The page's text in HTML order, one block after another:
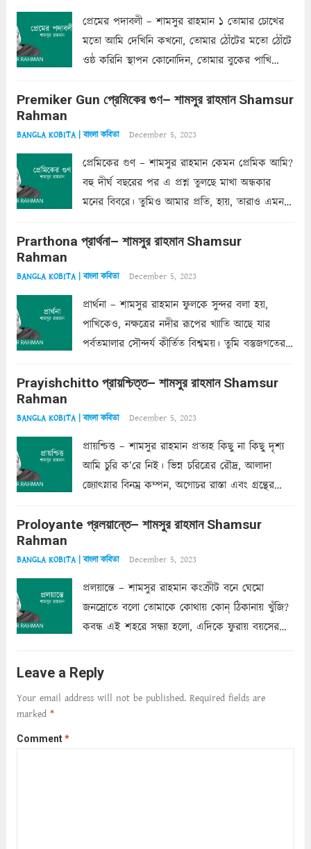
প্রেমের পদাবলী – শামসুর রাহমান ১ তোমার চোখের
মতো আমি দেখিনি কখনো, তোমার ঠোঁটের মতো ঠোঁটে
ওষ্ঠ করিনি স্থাপন কোনোদিন, তোমার বুকের পাখি
কোথাও কি এরকম ছায়া দেয় ক্লান্তির প্রহরে? মুছে
Premiker Gun প্রেমিকের গুণ– শামসুর রাহমান Shamsur
Rahman
BANGLA KOBITA | বাংলা কবিতা December 5, 2023
প্রেমিকের গুণ – শামসুর রাহমান কেমন প্রেমিক আমি?
বহু দীর্ঘ বছরের পর এ প্রশ্ন তুলছে মাখা অন্ধকার
মনের বিবরে। তুমিও আমার প্রতি, হায়, তারাও এমন
একান্ত জরুরি- নইলে একটি দেয়াল নিমেষেই ভীষণ
Prarthona প্রার্থনা– শামসুর রাহমান Shamsur
Rahman
BANGLA KOBITA | বাংলা কবিতা December 5, 2023
প্রার্থনা – শামসুর রাহমান ফুলকে সুন্দর বলা হয়,
পাখিকেও, নক্ষত্রের নদীর রূপের খ্যাতি আছে যার
পর্বতমালার সৌন্দর্য কীর্তিত বিশ্বময়। তুমি বস্তুজগতের
তার সুষমায় পার্থক্য অনেক। তোমাকে সুন্দরী বলা চলে,
Prayishchitto প্রায়শ্চিত্ত– শামসুর রাহমান Shamsur
Rahman
BANGLA KOBITA | বাংলা কবিতা December 5, 2023
প্রায়শ্চিত্ত – শামসুর রাহমান প্রত্যহ কিছু না কিছু দৃশ্য
আমি চুরি ক’রে নিই। ভিন্ন চরিত্রের রৌদ্র, আলাদা
জ্যোৎস্নার বিনম্র কম্পন, অগোচর রাস্তা এবং গ্রন্থের
ছায়াচ্ছন্ন মোহন মিথুন মূর্তি, লোপামুদ্রা ভীষণ বিব্রত
Proloyante প্রলয়ান্তে– শামসুর রাহমান Shamsur
Rahman
BANGLA KOBITA | বাংলা কবিতা December 5, 2023
প্রলয়ান্তে – শামসুর রাহমান কংক্রীট বনে ঘেমো
জনস্রোতে বলো তোমাকে কোথায় কোন্‌ ঠিকানায় খুঁজি?
কবন্ধ এই শহরে সন্ধ্যা হলো, এদিকে ফুরায় বয়সের
আমার শরীরে সখ্য গড়ে, তোমার গহন ঊর্মিল যৌবন
আনে আশ্বন...
Leave a Reply
Your email address will not be published. Required fields are
marked *
Comment*